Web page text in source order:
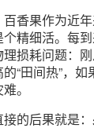
果作为近年
精细活。每
损耗问题：
“田间热”，
。
的后果就是：